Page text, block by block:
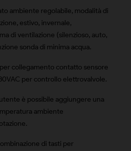
ambiente regolabile, modalità di
estivo, invernale,
di ventilazione (silenzioso, auto,
sonda di minima acqua.
collegamento contatto sensore
per controllo elettrovalvole.
è possibile aggiungere una
ambiente
di tasti per